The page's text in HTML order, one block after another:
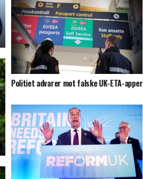
Politiet advarer mot falske UK-ETA-apper